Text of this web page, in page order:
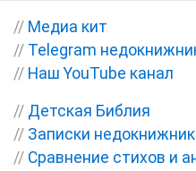
// Медиа кит
// Telegram
// Наш YouTube канал
// Детская Библия
// Записки
// Сравнение стихов и